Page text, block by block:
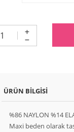
ÜRÜN BILGISI
%86 NAYLON %14
Maxi beden olarak